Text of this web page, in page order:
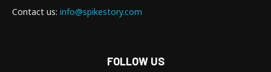
Contact us: info@spikestory.com
FOLLOW US